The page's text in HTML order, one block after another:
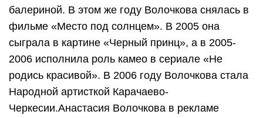
балериной. В этом же году Волочкова снялась в
фильме «Место под солнцем». В 2005 она
сыграла в картине «Черный принц», а в 2005-
2006 исполнила роль камео в сериале «Не
родись красивой». В 2006 году Волочкова стала
Народной артисткой Карачаево-
Черкесии.Анастасия Волочкова в рекламе